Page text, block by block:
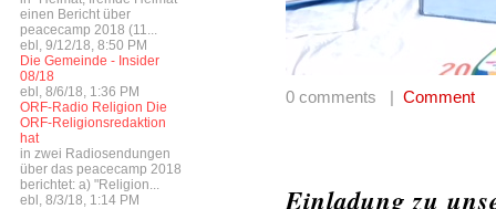
einen Bericht über
peacecamp 2018 (11...
ebl, 9/12/18, 8:50 PM
Die Gemeinde - Insider
08/18
ebl, 8/6/18, 1:36 PM
ORF-Radio Religion Die
ORF-Religionsredaktion
hat
in zwei Radiosendungen
über das peacecamp 2018
berichtet: a) "Religion...
ebl, 8/3/18, 1:14 PM
0 comments | Comment
Einladung zu